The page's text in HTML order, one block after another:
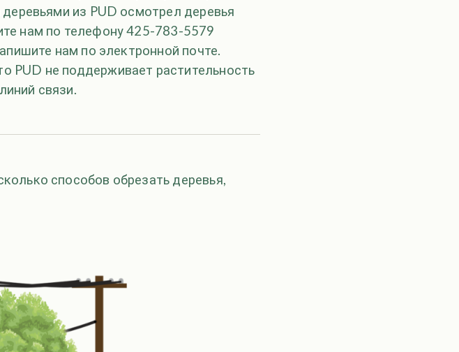
из PUD осмотрел деревья
нам по телефону 425-783-5579
нам по электронной почте.
PUD не поддерживает растительность
связи.
способов обрезать деревья,